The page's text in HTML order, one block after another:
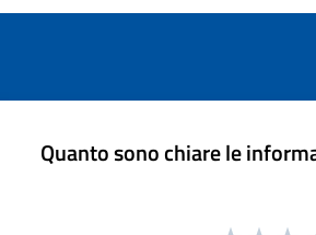
Quanto sono chiare le